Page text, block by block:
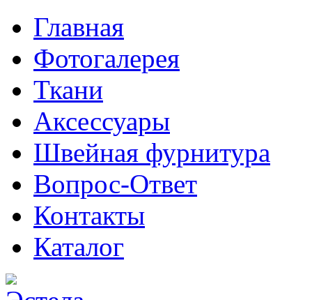
Главная
Фотогалерея
Ткани
Аксессуары
Швейная фурнитура
Вопрос-Ответ
Контакты
Каталог